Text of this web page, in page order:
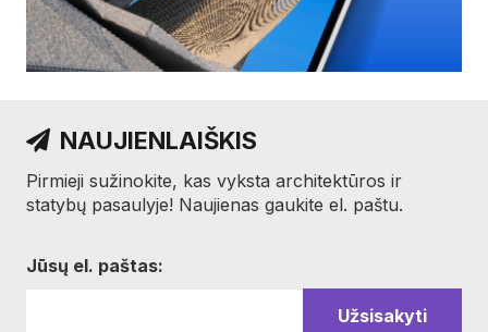
NAUJIENLAIŠKIS
Pirmieji sužinokite, kas vyksta architektūros ir
statybų pasaulyje! Naujienas gaukite el. paštu.
Jūsų el. paštas: